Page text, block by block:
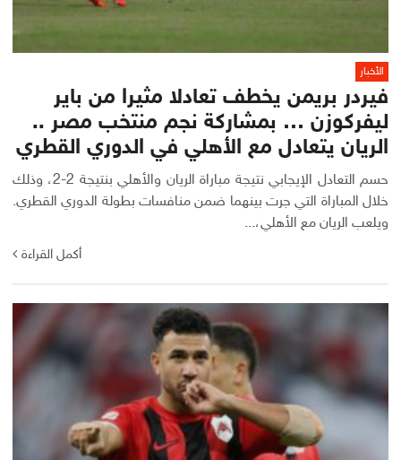
الأخبار
فيردر بريمن يخطف تعادلا مثيرا من باير
ليفركوزن … بمشاركة نجم منتخب مصر ..
الريان يتعادل مع الأهلي في الدوري القطري
حسم التعادل الإيجابي نتيجة مباراة الريان والأهلي بنتيجة 2-2، وذلك
خلال المباراة التي جرت بينهما ضمن منافسات بطولة الدوري القطري.
ويلعب الريان مع الأهلي،...
أكمل القراءة